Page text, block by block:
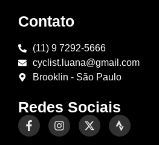
Contato
(11) 9 7292-5666
cyclist.luana@gmail.com
Brooklin - São Paulo
Redes Sociais